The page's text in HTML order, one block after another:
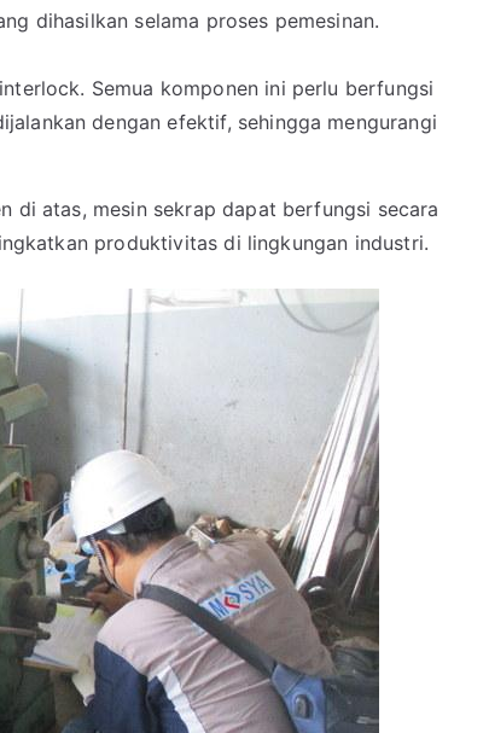
dihasilkan selama proses pemesinan.
Semua komponen ini perlu berfungsi
dengan efektif, sehingga mengurangi
di atas, mesin sekrap dapat berfungsi secara
produktivitas di lingkungan industri.